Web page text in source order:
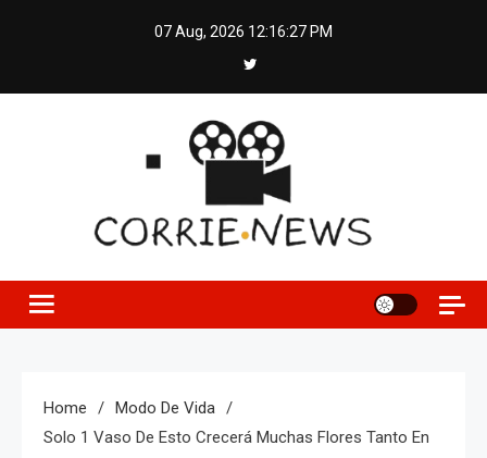
07 Aug, 2026 12:16:28 PM
Home
Modo De Vida
Solo 1 Vaso De Esto Crecerá Muchas Flores Tanto En